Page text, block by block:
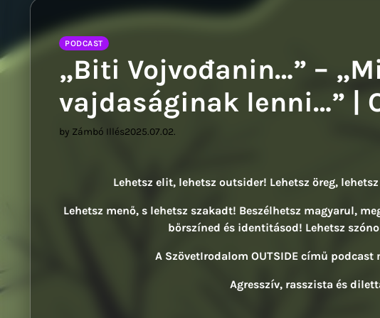
PODCAST
„Biti Vojvođanin…” –
vajdaságinak lenni…” |
by Zámbó Illés2025.07.02.
Lehetsz elit, lehetsz outsider! Lehetsz öreg,
Lehetsz menő, s lehetsz szakadt! Beszélhetsz magyarul,
bőrszíned és identitásod! Lehetsz
A SzövetIrodalom OUTSIDE című podcast
Agresszív, rasszista és